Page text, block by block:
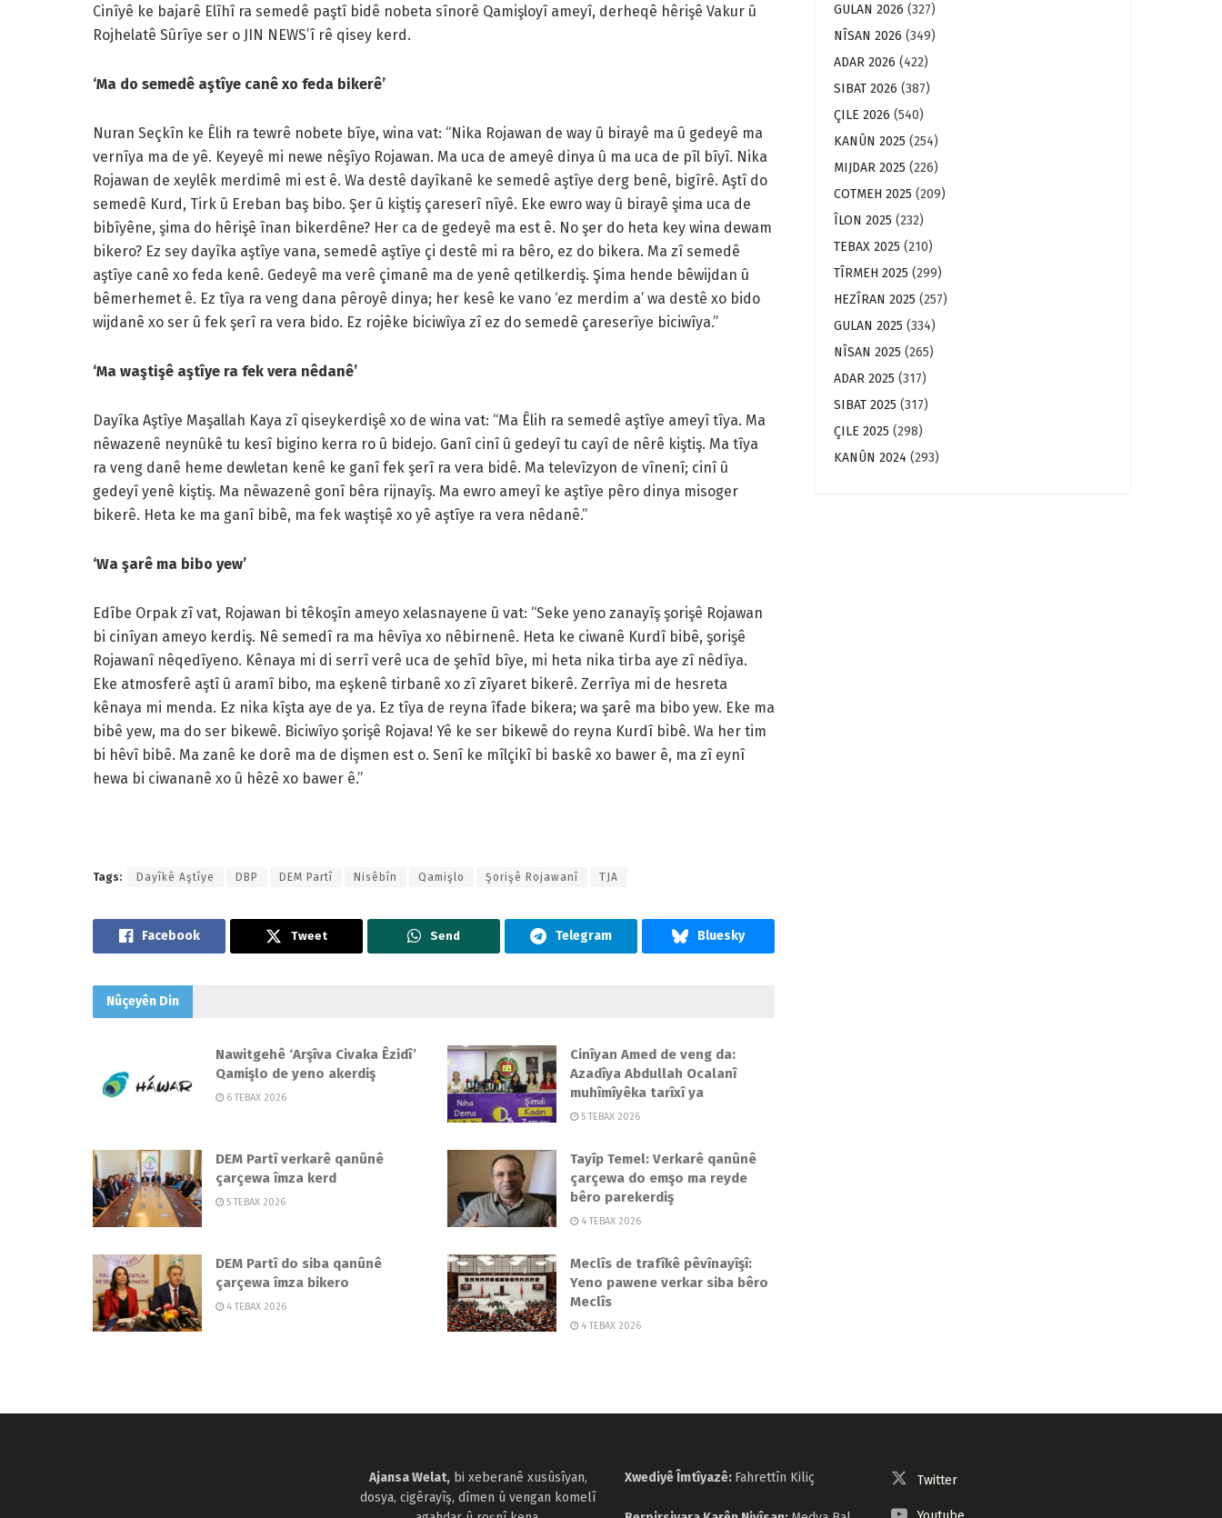
Cinîyê ke bajarê Elîhî ra semedê paştî bidê nobeta sînorê Qamişloyî ameyî, derheqê hêrişê Vakur û
Rojhelatê Sûrîye ser o JIN NEWS’î rê qisey kerd.
‘Ma do semedê aştîye canê xo feda bikerê’
Nuran Seçkîn ke Êlih ra tewrê nobete bîye, wina vat: “Nika Rojawan de way û birayê ma û gedeyê ma
vernîya ma de yê. Keyeyê mi newe nêşîyo Rojawan. Ma uca de ameyê dinya û ma uca de pîl bîyî. Nika
Rojawan de xeylêk merdimê mi est ê. Wa destê dayîkanê ke semedê aştîye derg benê, bigîrê. Aştî do
semedê Kurd, Tirk û Ereban baş bibo. Şer û kiştiş çareserî nîyê. Eke ewro way û birayê şima uca de
bibîyêne, şima do hêrişê înan bikerdêne? Her ca de gedeyê ma est ê. No şer do heta key wina dewam
bikero? Ez sey dayîka aştîye vana, semedê aştîye çi destê mi ra bêro, ez do bikera. Ma zî semedê
aştîye canê xo feda kenê. Gedeyê ma verê çimanê ma de yenê qetilkerdiş. Şima hende bêwijdan û
bêmerhemet ê. Ez tîya ra veng dana pêroyê dinya; her kesê ke vano ‘ez merdim a’ wa destê xo bido
wijdanê xo ser û fek şerî ra vera bido. Ez rojêke biciwîya zî ez do semedê çareserîye biciwîya.”
‘Ma waştişê aştîye ra fek vera nêdanê’
Dayîka Aştîye Maşallah Kaya zî qiseykerdişê xo de wina vat: “Ma Êlih ra semedê aştîye ameyî tîya. Ma
nêwazenê neynûkê tu kesî bigino kerra ro û bidejo. Ganî cinî û gedeyî tu cayî de nêrê kiştiş. Ma tîya
ra veng danê heme dewletan kenê ke ganî fek şerî ra vera bidê. Ma televîzyon de vînenî; cinî û
gedeyî yenê kiştiş. Ma nêwazenê gonî bêra rijnayîş. Ma ewro ameyî ke aştîye pêro dinya misoger
bikerê. Heta ke ma ganî bibê, ma fek waştişê xo yê aştîye ra vera nêdanê.”
‘Wa şarê ma bibo yew’
Edîbe Orpak zî vat, Rojawan bi têkoşîn ameyo xelasnayene û vat: “Seke yeno zanayîş şorişê Rojawan
bi cinîyan ameyo kerdiş. Nê semedî ra ma hêvîya xo nêbirnenê. Heta ke ciwanê Kurdî bibê, şorişê
Rojawanî nêqedîyeno. Kênaya mi di serrî verê uca de şehîd bîye, mi heta nika tirba aye zî nêdîya.
Eke atmosferê aştî û aramî bibo, ma eşkenê tirbanê xo zî zîyaret bikerê. Zerrîya mi de hesreta
kênaya mi menda. Ez nika kîşta aye de ya. Ez tîya de reyna îfade bikera; wa şarê ma bibo yew. Eke ma
bibê yew, ma do ser bikewê. Biciwîyo şorişê Rojava! Yê ke ser bikewê do reyna Kurdî bibê. Wa her tim
bi hêvî bibê. Ma zanê ke dorê ma de dişmen est o. Senî ke mîlçikî bi baskê xo bawer ê, ma zî eynî
hewa bi ciwananê xo û hêzê xo bawer ê.”
Tags: Dayîkê Aştîye DBP DEM Partî Nisêbîn Qamişlo Şorişê Rojawanî TJA
Tweet Send
Nûçeyên Din
Nawitgehê ‘Arşîva Civaka Êzidî’
Qamişlo de yeno akerdiş
6 TEBAX 2026
Cinîyan Amed de veng da:
Azadîya Abdullah Ocalanî
muhîmîyêka tarîxî ya
5 TEBAX 2026
DEM Partî verkarê qanûnê
çarçewa îmza kerd
5 TEBAX 2026
Tayîp Temel: Verkarê qanûnê
çarçewa do emşo ma reyde
bêro parekerdiş
4 TEBAX 2026
DEM Partî do siba qanûnê
çarçewa îmza bikero
4 TEBAX 2026
Meclîs de trafîkê pêvînayîşî:
Yeno pawene verkar siba bêro
Meclîs
4 TEBAX 2026
GULAN 2026 (327)
NÎSAN 2026 (349)
ADAR 2026 (422)
SIBAT 2026 (387)
ÇILE 2026 (540)
KANÛN 2025 (254)
MIJDAR 2025 (226)
COTMEH 2025 (209)
ÎLON 2025 (232)
TEBAX 2025 (210)
TÎRMEH 2025 (299)
HEZÎRAN 2025 (257)
GULAN 2025 (334)
NÎSAN 2025 (265)
ADAR 2025 (317)
SIBAT 2025 (317)
ÇILE 2025 (298)
KANÛN 2024 (293)
Ajansa Welat,bi xeberanê xusûsîyan,
dosya, cigêrayîş, dîmen û vengan komelî
Xwediyê Îmtîyazê: Fahrettîn Kiliç Twitter